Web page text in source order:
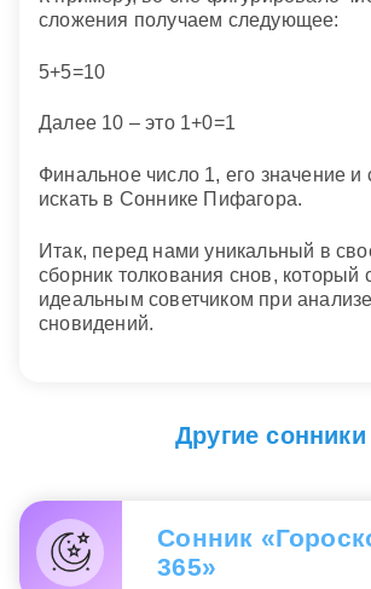
сложения получаем следующее:
5+5=10
Далее 10 – это 1+0=1
Финальное число 1, его значение и
искать в Соннике Пифагора.
Итак, перед нами уникальный в
сборник толкования снов, который
идеальным советчиком при
сновидений.
Другие сонники
Сонник
365»